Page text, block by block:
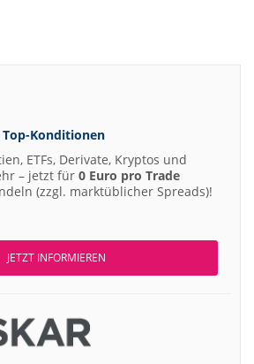
Top-Konditionen
ETFs, Derivate, Kryptos und
– jetzt für 0 Euro pro Trade
(zzgl. marktüblicher Spreads)!
JETZT INFORMIEREN